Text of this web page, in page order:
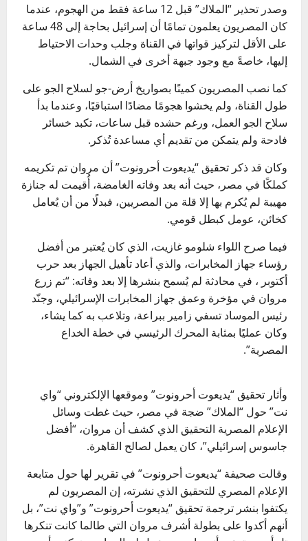
وصدر تحذير “الملاك” قبل 12 ساعة فقط من الهجوم، عندما
كان المصريون يعلمون تمامًا أن إسرائيل بحاجة إلى 48 ساعة
على الأقل لتركيز قواتها في القناة وجلب وحدات الاحتياط
إليها، خاصةً مع وجود جبهة أخرى في الشمال.
كما نصب المصريون كمينًا بصواريخ أرض-جو لسلاح الجو على
طول القناة، ولم يخشوا هجومًا مضادًا استباقيًا، وعندما بدأ
سلاح الجو العمل، ورغم حشده قبل ساعات، تكبد خسائر
فادحة ولم يتمكن من تقديم أي مساعدة تُذكر.
وكان قد ذكر تحقيق “يديعوت أحرونوت” أن مروان تم تكريمه
كملكًا في مصر، حيث أنه بعد وفاته الغامضة، أُقيمت له جنازة
مهيبة لم يُكرم بها إلا قلة من المصريين، فبدلًا من أن يُعامل
كخائن، عومل كبطل قومي.
فيما صرح اللواء شلومو غازيت، الذي كان يُعتبر من أفضل
رؤساء جهاز المخابرات، والذي أعاد تأهيل الجهاز بعد حرب
أكتوبر ، في محادثة لم يُسمح بنشرها إلا بعد وفاته: “تم زرع
مروان في مؤخرة وعمق جهاز المخابرات الإسرائيلي، وجنّد
رئيس الموساد تسفي زامير ببراعة، وتلاعب به كما يشاء،
وكان عمليًا بمثابة المحرك الرئيسي في خطة الخداع
المصرية”.
وأثار تحقيق “يديعوت أحرونوت” وموقعها الإلكتروني “واي
نت” حول “الملاك” ضجة في مصر، حيث غطت وسائل
الإعلام المصرية التحقيق الذي كشف أن مروان، “أفضل
جاسوس إسرائيلي”، كان يعمل لصالح القاهرة.
وقالت صحيفة “يديعوت أحرونوت” في تقرير لها حول متابعة
الإعلام المصري للتحقيق الذي نشرته، إن المصريون لم
يكتفوا بنشر ترجمة تحقيق “يديعوت أحرونوت” و”واي نت”، بل
أنهم أكدوا على بطولة أشرف مروان التي طالما كانت تنكرها